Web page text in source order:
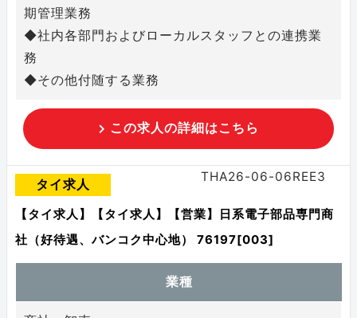
期管理業務
◆社内各部門およびローカルスタッフとの連携業
務
◆その他付随する業務
この求人の詳細はこちら
タイ求人
THA26-06-06REE3
【タイ求人】【タイ求人】【営業】日系電子部品専門商
社（好待遇、バンコク中心地） 76197[003]
業種